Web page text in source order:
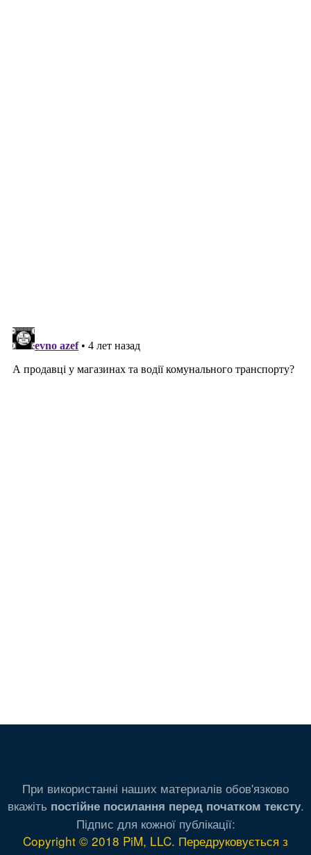
При використанні наших материалів обов'язково
вкажіть постійне посилання перед початком тексту.
Підпис для кожної публікації:
Copyright © 2018 PiM, LLC. Передруковується з